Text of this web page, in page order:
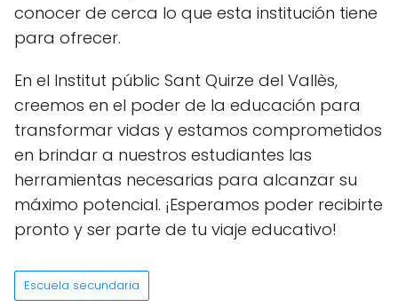
conocer de cerca lo que esta institución tiene
para ofrecer.
En el Institut públic Sant Quirze del Vallès,
creemos en el poder de la educación para
transformar vidas y estamos comprometidos
en brindar a nuestros estudiantes las
herramientas necesarias para alcanzar su
máximo potencial. ¡Esperamos poder recibirte
pronto y ser parte de tu viaje educativo!
Escuela secundaria